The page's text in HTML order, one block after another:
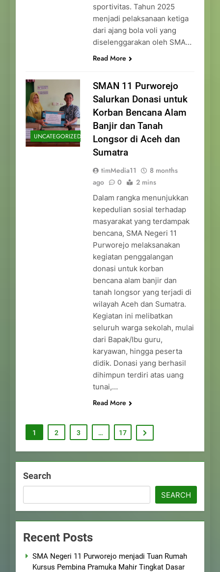
sportivitas. Tahun 2025
menjadi pelaksanaan ketiga
dari ajang bola voli yang
diselenggarakan oleh SMA…
Read More
UNCATEGORIZED
SMAN 11 Purworejo
Salurkan Donasi untuk
Korban Bencana Alam
Banjir dan Tanah
Longsor di Aceh dan
Sumatra
timMedia11
8 months
ago
0 2 mins
Dalam rangka menunjukkan
kepedulian sosial terhadap
masyarakat yang terdampak
bencana, SMA Negeri 11
Purworejo melaksanakan
kegiatan penggalangan
donasi untuk korban
bencana alam banjir dan
tanah longsor yang terjadi di
wilayah Aceh dan Sumatra.
Kegiatan ini melibatkan
seluruh warga sekolah, mulai
dari Bapak/Ibu guru,
karyawan, hingga peserta
didik. Donasi yang berhasil
dihimpun terdiri atas uang
tunai,…
Read More
1 2 3 … 17
Search
SEARCH
Recent Posts
SMA Negeri 11 Purworejo menjadi Tuan Rumah
Kursus Pembina Pramuka Mahir Tingkat Dasar